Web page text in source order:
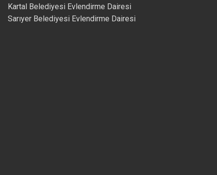
Kartal Belediyesi Evlendirme Dairesi
Sarıyer Belediyesi Evlendirme Dairesi